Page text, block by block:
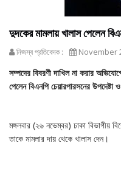
দুদকের মামলায় খালাস পেলেন
নিজস্ব প্রতিবেদক : November
সম্পদের বিবরণী দাখিল না করার
পেলেন বিএনপি চেয়ারপারসনের
মঙ্গলবার (২৬ নভেম্বর) ঢাকা বিভাগীয়
তাকে মামলার দায় থেকে খালাস দেন।